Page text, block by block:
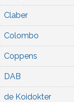
Claber
Colombo
Coppens
DAB
de Koidokter